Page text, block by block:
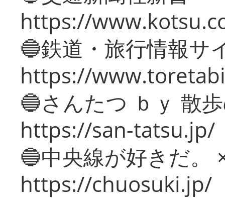
https://
🔵鉄道・旅行情報サ
https://
🔵さんたつ ｂｙ 散
https://san-tatsu.jp/
🔵中央線が好きだ。
https://chuosuki.jp/